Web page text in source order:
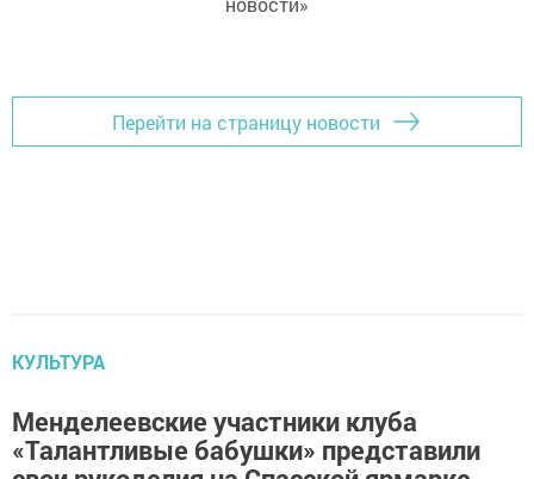
Перейти на страницу новости
КУЛЬТУРА
Менделеевские участники клуба
«Талантливые бабушки» представили